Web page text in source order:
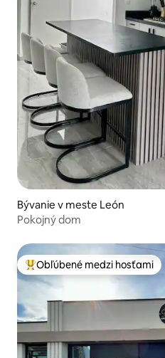
Bývanie v meste León
Pokojný dom
Najobľúbenejšie medzi hosťami
Obľúbené medzi hosťami